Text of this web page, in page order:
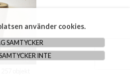
använder cookies.
SAMTYCKER
INTE